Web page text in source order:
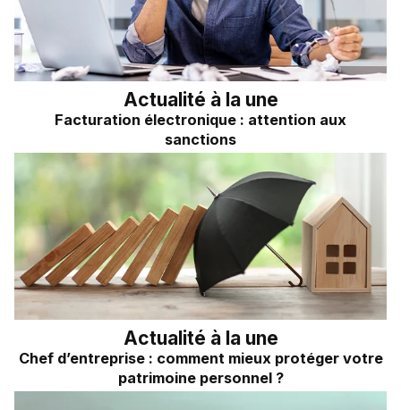
Actualité à la une
Facturation électronique : attention aux
sanctions
Actualité à la une
Chef d’entreprise : comment mieux protéger votre
patrimoine personnel ?